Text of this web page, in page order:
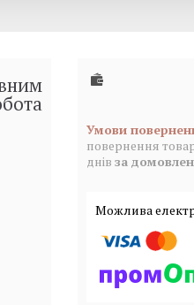
повернення
днів за